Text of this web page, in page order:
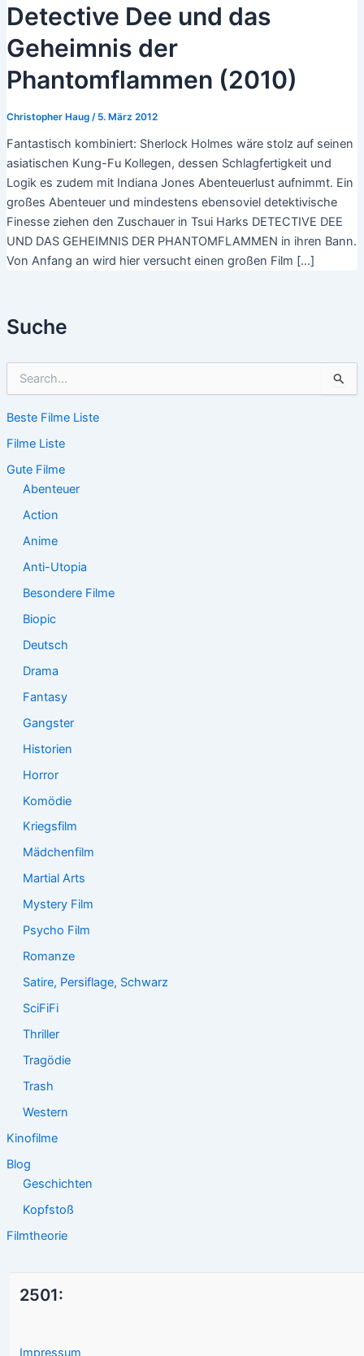
Suche
h
n
n
Beste Filme Liste
Filme Liste
Gute Filme
Abenteuer
Action
Anime
Anti-Utopia
Besondere Filme
Biopic
Deutsch
Drama
Fantasy
Gangster
Historien
Horror
Komödie
Kriegsfilm
Mädchenfilm
Martial Arts
Mystery Film
Psycho Film
Romanze
Satire, Persiflage, Schwarz
SciFiFi
Thriller
Tragödie
Trash
Western
Kinofilme
Blog
Geschichten
Kopfstoß
Filmtheorie
Detective Dee und das
Geheimnis der
Phantomflammen (2010)
Christopher Haug / 5. März 2012
Fantastisch kombiniert: Sherlock Holmes wäre stolz auf seinen
asiatischen Kung-Fu Kollegen, dessen Schlagfertigkeit und
Logik es zudem mit Indiana Jones Abenteuerlust aufnimmt. Ein
großes Abenteuer und mindestens ebensoviel detektivische
Finesse ziehen den Zuschauer in Tsui Harks DETECTIVE DEE
UND DAS GEHEIMNIS DER PHANTOMFLAMMEN in ihren Bann.
Von Anfang an wird hier versucht einen großen Film […]
2501:
Impressum